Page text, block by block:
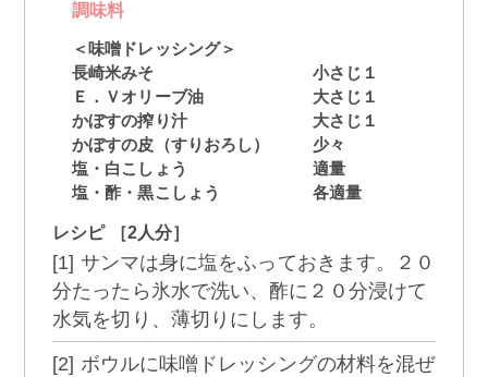
調味料
＜味噌ドレッシング＞
長崎米みそ
小さじ１
Ｅ．Ｖオリーブ油
大さじ１
かぼすの搾り汁
大さじ１
かぼすの皮（すりおろし）
少々
塩・白こしょう
適量
塩・酢・黒こしょう
各適量
レシピ ［2人分］
[1] サンマは身に塩をふっておきます。２０
分たったら氷水で洗い、酢に２０分浸けて
水気を切り、薄切りにします。
[2] ボウルに味噌ドレッシングの材料を混ぜ